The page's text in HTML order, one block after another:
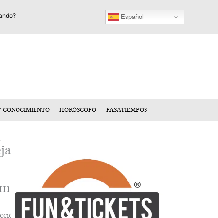
Español
CONOCIMIENTO HORÓSCOPO PASATIEMPOS